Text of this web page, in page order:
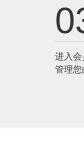
进入
管理您